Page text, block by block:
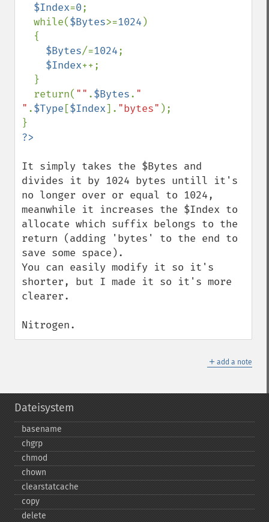
$Index=0;
  while(
$Bytes>=1024 )
$Bytes/=1024;
$Index++;
  return(
"" .$Bytes. "
" .$Type [$Index]. "bytes" );
It simply takes the $Bytes and
divides it by 1024 bytes untill it's
no longer over or equal to 1024,
meanwhile it increases the $Index to
allocate which suffix belongs to the
return (adding 'bytes' to the end to
save some space).
You can easily modify it so it's
shorter, but I made it so it's more
clearer.
Nitrogen.
＋ add a note
Dateisystem
basename
chgrp
chmod
chown
clearstatcache
copy
delete